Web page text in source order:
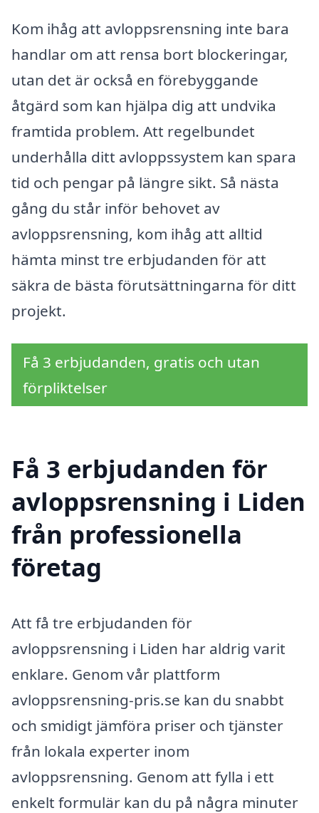
Kom ihåg att avloppsrensning inte bara
handlar om att rensa bort blockeringar,
utan det är också en förebyggande
åtgärd som kan hjälpa dig att undvika
framtida problem. Att regelbundet
underhålla ditt avloppssystem kan spara
tid och pengar på längre sikt. Så nästa
gång du står inför behovet av
avloppsrensning, kom ihåg att alltid
hämta minst tre erbjudanden för att
säkra de bästa förutsättningarna för ditt
projekt.
Få 3 erbjudanden, gratis och utan
förpliktelser
Få 3 erbjudanden för
avloppsrensning i Liden
från professionella
företag
Att få tre erbjudanden för
avloppsrensning i Liden har aldrig varit
enklare. Genom vår plattform
avloppsrensning-pris.se kan du snabbt
och smidigt jämföra priser och tjänster
från lokala experter inom
avloppsrensning. Genom att fylla i ett
enkelt formulär kan du på några minuter